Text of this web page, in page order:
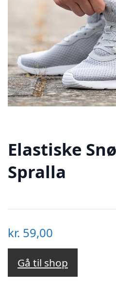
Elastiske
Spralla
kr. 59,00
Gå til shop